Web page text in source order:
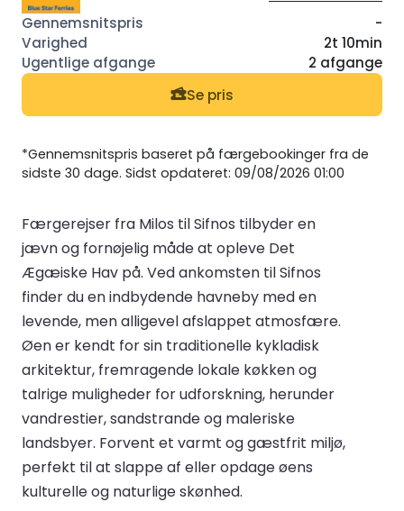
-
2t 10min
2 afgange
Se pris
*Gennemsnitspris baseret på færgebookinger fra de
sidste 30 dage. Sidst opdateret: 09/08/2026 01:00
Færgerejser fra Milos til Sifnos tilbyder en
jævn og fornøjelig måde at opleve Det
Ægæiske Hav på. Ved ankomsten til Sifnos
finder du en indbydende havneby med en
levende, men alligevel afslappet atmosfære.
Øen er kendt for sin traditionelle kykladisk
arkitektur, fremragende lokale køkken og
talrige muligheder for udforskning, herunder
vandrestier, sandstrande og maleriske
landsbyer. Forvent et varmt og gæstfrit miljø,
perfekt til at slappe af eller opdage øens
kulturelle og naturlige skønhed.